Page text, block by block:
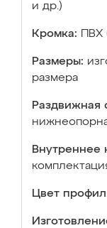
и др.)
Кромка:
Размеры:
размера
Раздвижная
Внутреннее
Цвет